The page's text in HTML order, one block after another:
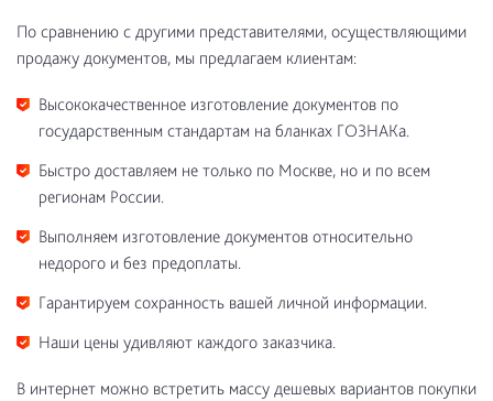
По сравнению с другими представителями, осуществляющими
продажу документов, мы предлагаем клиентам:
Высококачественное изготовление документов по
государственным стандартам на бланках ГОЗНАКа.
Быстро доставляем не только по Москве, но и по всем
регионам России.
Выполняем изготовление документов относительно
недорого и без предоплаты.
Гарантируем сохранность вашей личной информации.
Наши цены удивляют каждого заказчика.
В интернет можно встретить массу дешевых вариантов покупки